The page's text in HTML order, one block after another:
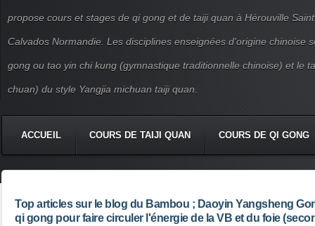
propose cours et stages de qi gong et de taiji quan à Hérouville
Calvados Normandie. Les disciplines enseignées d'origine chinoise
gong ou tao yin chi kung (gymnastique traditionnelle chinoise) et le
chuan) du style Yangjia michuan taiji quan.
ACCUEIL COURS DE TAIJI QUAN COURS DE QI GONG
Top articles sur le blog du Bambou ; Daoyin Yangsheng
qi gong pour faire circuler l'énergie de la VB et du foie